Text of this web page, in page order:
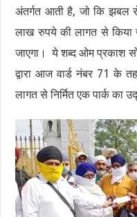
अंतर्गत आती है, जो कि झबल
लाख रुपये की लागत से किया
जाएगा। ये शब्द ओम प्रकाश
द्वारा आज वार्ड नंबर 71 के
लागत से निर्मित एक पार्क का